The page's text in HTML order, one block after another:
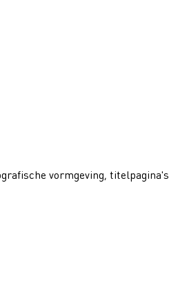
vormgeving, titelpagina's